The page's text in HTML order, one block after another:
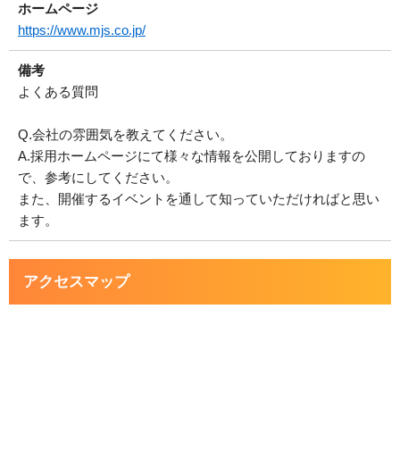
ホームページ
https://www.mjs.co.jp/
備考
よくある質問
Q.会社の雰囲気を教えてください。
A.採用ホームページにて様々な情報を公開しておりますの
で、参考にしてください。
また、開催するイベントを通して知っていただければと思い
ます。
アクセスマップ